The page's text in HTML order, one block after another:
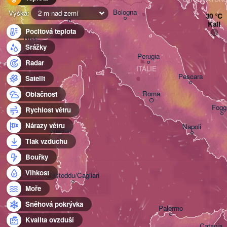
Výška:
2 m nad zemí
Pocitová teplota
Srážky
Radar
Satelit
Oblačnost
Rychlost větru
Nárazy větru
Tlak vzduchu
Bouřky
Vlhkost
Moře
Sněhová pokrývka
Kvalita ovzduší
Genova
Nice
Sassari
Casteddu/Cagliari
Roma
Pescara
Perugia
Bologna
ITÁLIE
Palermo
Napoli
Kali